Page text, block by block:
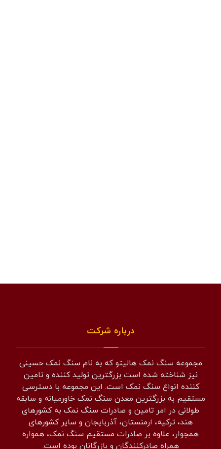
درباره شرکت
مجموعه سنگ نمک هالیتو که به نام سنگ نمک حسینی
نیز شناخته شده است بزرگترین تولید کننده و تامین
کننده انواع سنگ نمک است. این مجموعه با دسترسی
مستقیم به بزرگترین معدن سنگ نمک خاورمیانه و سابقه
طولانی در امر تامین و صادرات سنگ نمک به کشورهای
هند، ترکیه، ارمنستان، آذربایجان و سایر کشورهای
همجوار، علاوه بر صادرات مستقیم سنگ نمک، همواره
همراه صادرکنندگان و بازرگانان بوده است.